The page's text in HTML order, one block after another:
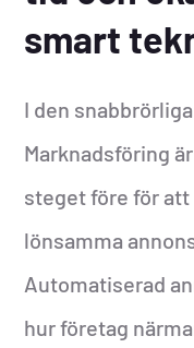
smart
I den
Marknadsföring
steget före för
lönsamma
Automatiserad
hur företag